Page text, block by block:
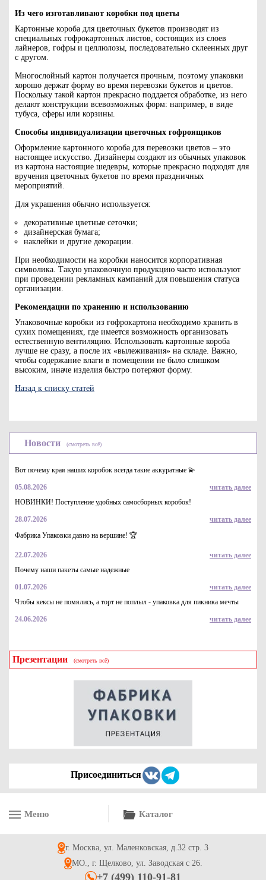
Из чего изготавливают коробки под цветы
Картонные короба для цветочных букетов производят из
специальных гофрокартонных листов, состоящих из слоев
лайнеров, гофры и целлюлозы, последовательно склеенных друг
с другом.
Многослойный картон получается прочным, поэтому упаковки
хорошо держат форму во время перевозки букетов и цветов.
Поскольку такой картон прекрасно поддается обработке, из него
делают конструкции всевозможных форм: например, в виде
тубуса, сферы или корзины.
Способы индивидуализации цветочных гофроящиков
Оформление картонного короба для перевозки цветов – это
настоящее искусство. Дизайнеры создают из обычных упаковок
из картона настоящие шедевры, которые прекрасно подходят для
вручения цветочных букетов по время праздничных
мероприятий.
Для украшения обычно используется:
декоративные цветные сеточки;
дизайнерская бумага;
наклейки и другие декорации.
При необходимости на коробки наносится корпоративная
символика. Такую упаковочную продукцию часто используют
при проведении рекламных кампаний для повышения статуса
организации.
Рекомендации по хранению и использованию
Упаковочные коробки из гофрокартона необходимо хранить в
сухих помещениях, где имеется возможность организовать
естественную вентиляцию. Использовать картонные короба
лучше не сразу, а после их «вылеживания» на складе. Важно,
чтобы содержание влаги в помещении не было слишком
высоким, иначе изделия быстро потеряют форму.
Назад к списку статей
Новости (смотреть всё)
Вот почему края наших коробок всегда такие аккуратные 💫
05.08.2026
читать далее
НОВИНКИ! Поступление удобных самосборных коробок!
28.07.2026
читать далее
Фабрика Упаковки давно на вершине! 🏆
22.07.2026
читать далее
Почему наши пакеты самые надежные
01.07.2026
читать далее
Чтобы кексы не помялись, а торт не поплыл - упаковка для пикника мечты
24.06.2026 читать далее
Презентации (смотреть всё)
Присоединиться
Меню Каталог
г. Москва, ул. Маленковская, д.32 стр. 3
МО., г. Щелково, ул. Заводская с 26.
+7 (499) 110-91-81